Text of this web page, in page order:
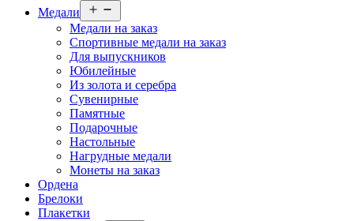
Медали
Медали на заказ
Спортивные медали на заказ
Для выпускников
Юбилейные
Из золота и серебра
Сувенирные
Памятные
Подарочные
Настольные
Нагрудные медали
Монеты на заказ
Ордена
Брелоки
Плакетки